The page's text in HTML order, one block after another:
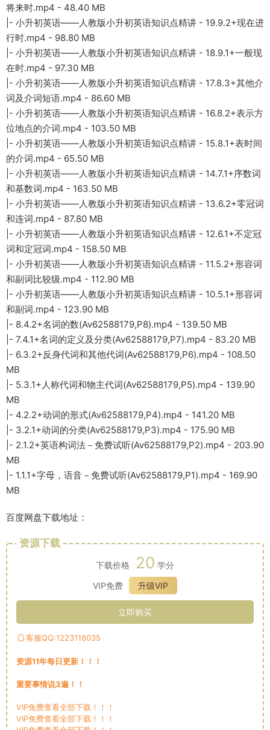
将来时.mp4 - 48.40 MB
|- 小升初英语——人教版小升初英语知识点精讲 - 19.9.2+现在进
行时.mp4 - 98.80 MB
|- 小升初英语——人教版小升初英语知识点精讲 - 18.9.1+一般现
在时.mp4 - 97.30 MB
|- 小升初英语——人教版小升初英语知识点精讲 - 17.8.3+其他介
词及介词短语.mp4 - 86.60 MB
|- 小升初英语——人教版小升初英语知识点精讲 - 16.8.2+表示方
位地点的介词.mp4 - 103.50 MB
|- 小升初英语——人教版小升初英语知识点精讲 - 15.8.1+表时间
的介词.mp4 - 65.50 MB
|- 小升初英语——人教版小升初英语知识点精讲 - 14.7.1+序数词
和基数词.mp4 - 163.50 MB
|- 小升初英语——人教版小升初英语知识点精讲 - 13.6.2+零冠词
和连词.mp4 - 87.80 MB
|- 小升初英语——人教版小升初英语知识点精讲 - 12.6.1+不定冠
词和定冠词.mp4 - 158.50 MB
|- 小升初英语——人教版小升初英语知识点精讲 - 11.5.2+形容词
和副词比较级.mp4 - 112.90 MB
|- 小升初英语——人教版小升初英语知识点精讲 - 10.5.1+形容词
和副词.mp4 - 123.90 MB
|- 8.4.2+名词的数(Av62588179,P8).mp4 - 139.50 MB
|- 7.4.1+名词的定义及分类(Av62588179,P7).mp4 - 83.20 MB
|- 6.3.2+反身代词和其他代词(Av62588179,P6).mp4 - 108.50
MB
|- 5.3.1+人称代词和物主代词(Av62588179,P5).mp4 - 139.90
MB
|- 4.2.2+动词的形式(Av62588179,P4).mp4 - 141.20 MB
|- 3.2.1+动词的分类(Av62588179,P3).mp4 - 175.90 MB
|- 2.1.2+英语构词法－免费试听(Av62588179,P2).mp4 - 203.90
MB
|- 1.1.1+字母，语音－免费试听(Av62588179,P1).mp4 - 169.90
MB
百度网盘下载地址：
资源下载
下载价格 20 学分
VIP免费
升级VIP
立即购买
客服QQ:1223116035
资源11年每日更新！！！
重要事情说3遍！！
VIP免费查看全部下载！！！
VIP免费查看全部下载！！！